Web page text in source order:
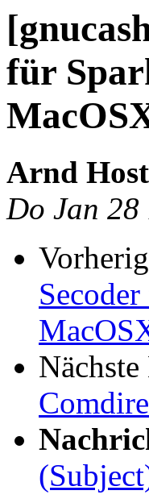
für
Arnd
Do Jan 28